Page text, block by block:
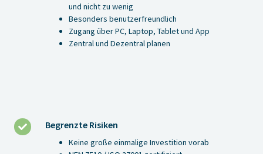
und nicht zu wenig
Besonders benutzerfreundlich
Zugang über PC, Laptop, Tablet und App
Zentral und Dezentral planen
Begrenzte Risiken
Keine große einmalige Investition vorab
Begrenzte
Risiken